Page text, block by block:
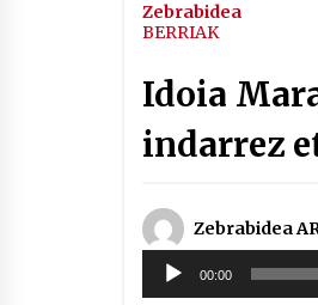
Zebrabidea
BERRIAK
Idoia
indarrez
Zebrabidea
Soinu
erreproduzigailua
00:00